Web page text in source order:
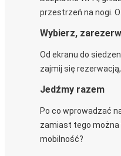
przestrzeń na nogi.
Wybierz,
Od ekranu do
zajmij się
Jedźmy razem
Po co wprowadzać
zamiast tego
mobilność?